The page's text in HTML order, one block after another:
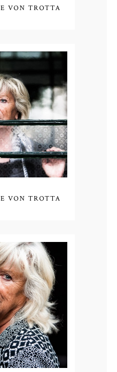
VON TROTTA
VON TROTTA